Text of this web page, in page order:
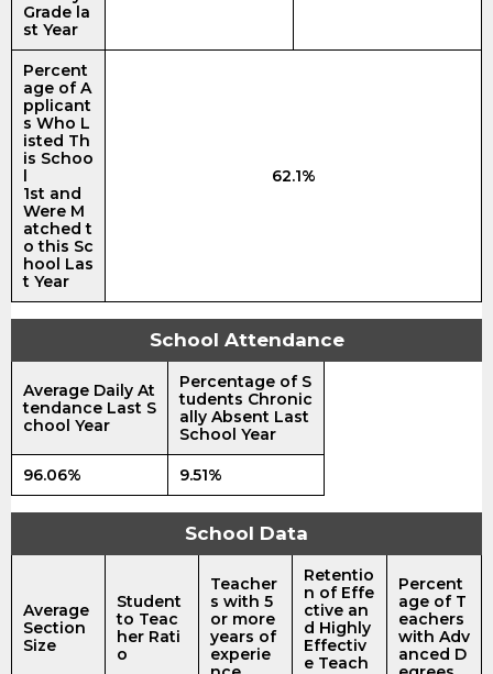
Grade la
st Year
Percent
age of A
pplicant
s Who L
isted Th
is Schoo
l
1st and
Were M
atched t
o this Sc
hool Las
t Year
62.1%
School Attendance
Average Daily At
tendance Last S
chool Year
Percentage of S
tudents Chronic
ally Absent Last
School Year
96.06% 9.51%
School Data
Average
Section
Size
Student
to Teac
her Rati
o
Teacher
s with 5
or more
years of
experie
Retentio
n of Effe
ctive an
d Highly
Effectiv
e Teach
Percent
age of T
eachers
with Adv
anced D